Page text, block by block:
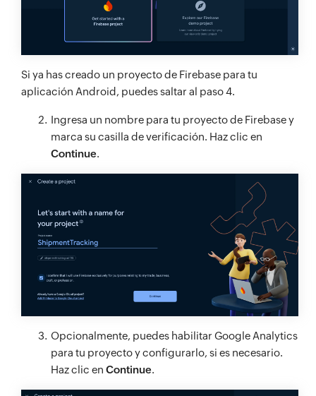
Si ya has creado un proyecto de Firebase para tu
aplicación Android, puedes saltar al paso 4.
Ingresa un nombre para tu proyecto de Firebase y
marca su casilla de verificación. Haz clic en
Continue.
Opcionalmente, puedes habilitar Google Analytics
para tu proyecto y configurarlo, si es necesario.
Haz clic en Continue.